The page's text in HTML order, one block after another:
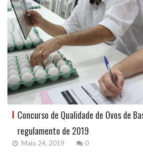
Concurso de Qualidade de Ovos de
regulamento de 2019
Maio 24, 2019 0